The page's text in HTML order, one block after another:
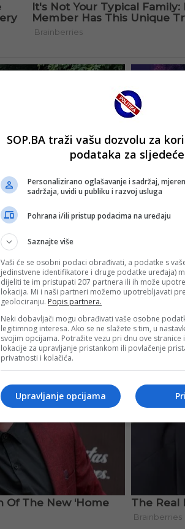
SOP.BA traži vašu dozvolu za
podataka za
Personalizirano oglašavanje i sadržaj,
sadržaja, uvidi u publiku i razvoj usluga
Pohrana i/ili pristup podacima na uređaju
Saznajte više
Vaši će se osobni podaci obrađivati, a podatke s
jedinstvene identifikatore i druge podatke uređaja)
dijeliti te im pristupati 207 partnera ili ih može
lokacija. Mi i naši partneri možemo upotrebljavati
geolociranju. Popis partnera.
Neki dobavljači mogu obrađivati vaše osobne
legitimnog interesa. Ako se ne slažete s tim, u
svojim opcijama. Potražite vezu pri dnu ove stranice
lokacije za upravljanje pristankom ili povlačenje
privatnosti i kolačića.
Upravljanje opcijama